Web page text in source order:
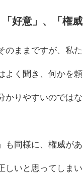
「好意」、「権
のままですが、私
よく聞き、何かを
かりやすいのでは
も同様に、権威が
しいと思ってしま